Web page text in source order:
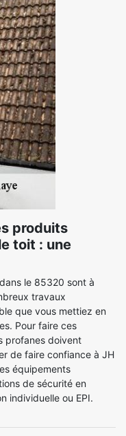
produits
toit : une
le 85320 sont à
travaux
que vous mettiez en
Pour faire ces
profanes doivent
de faire confiance à JH
équipements
de sécurité en
individuelle ou EPI.